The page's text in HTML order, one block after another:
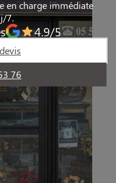
en charge immédiate
7.
4.9/5
76